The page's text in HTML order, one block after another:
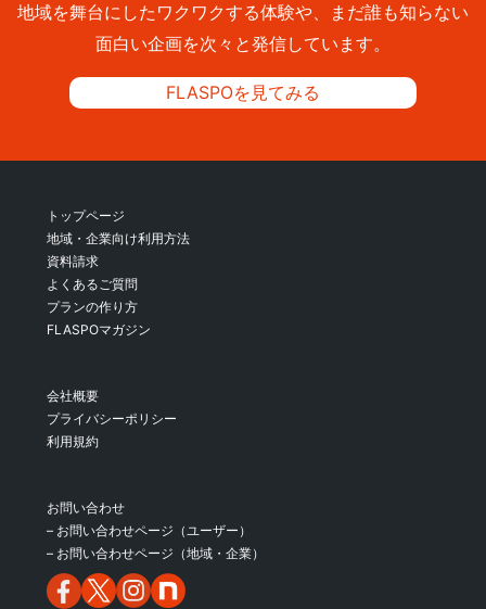
地域を舞台にしたワクワクする体験や、まだ誰も知らない
面白い企画を次々と発信しています。
FLASPOを見てみる
トップページ
地域・企業向け利用方法
資料請求
よくあるご質問
プランの作り方
FLASPOマガジン
会社概要
プライバシーポリシー
利用規約
お問い合わせ
– お問い合わせページ（ユーザー）
– お問い合わせページ（地域・企業）